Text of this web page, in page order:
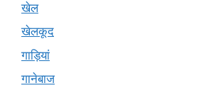
खेल
खेलकूद
गाड़ियां
गानेबाज